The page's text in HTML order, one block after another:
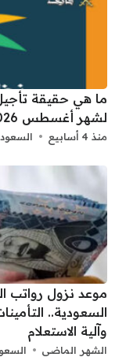
ما هي حقيقة
لشهر أغسطس 2026؟.. الوزارة تكشف
منذ 4 أسابيع
السعودية..
وآلية الاستعلام
الشهر الماضي